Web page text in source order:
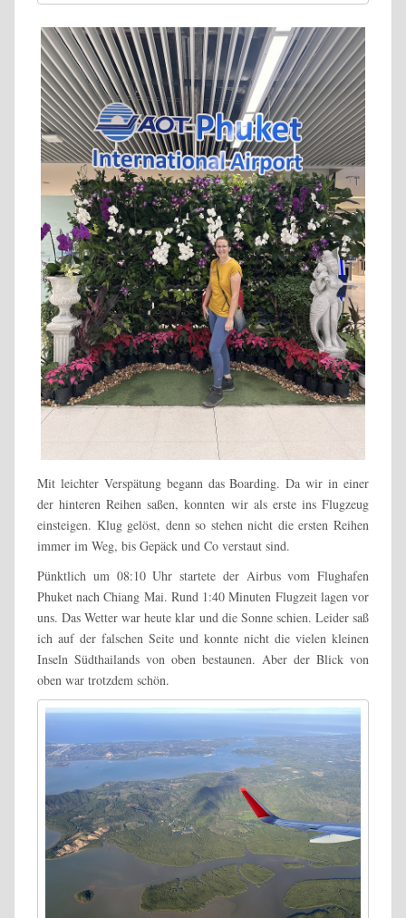
Mit leichter Verspätung begann das Boarding. Da wir in einer
der hinteren Reihen saßen, konnten wir als erste ins Flugzeug
einsteigen. Klug gelöst, denn so stehen nicht die ersten Reihen
immer im Weg, bis Gepäck und Co verstaut sind.
Pünktlich um 08:10 Uhr startete der Airbus vom Flughafen
Phuket nach Chiang Mai. Rund 1:40 Minuten Flugzeit lagen vor
uns. Das Wetter war heute klar und die Sonne schien. Leider saß
ich auf der falschen Seite und konnte nicht die vielen kleinen
Inseln Südthailands von oben bestaunen. Aber der Blick von
oben war trotzdem schön.